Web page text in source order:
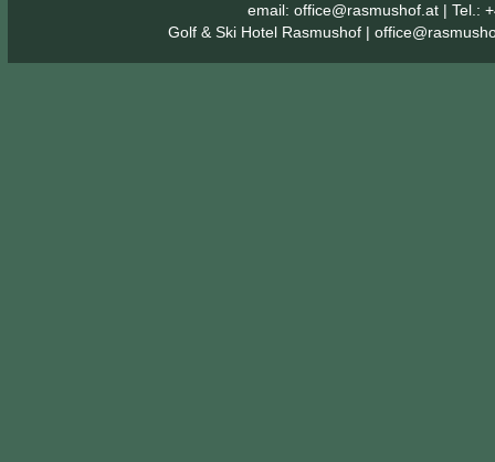
email: office@rasmushof.at | Tel.:
Golf & Ski Hotel Rasmushof|